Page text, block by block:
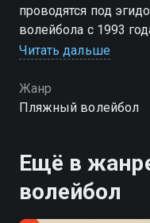
проводятся под
волейбола с 1993
года для женщин
Читать дальше
Жанр
Пляжный волейбол
Ещё в
волейбол